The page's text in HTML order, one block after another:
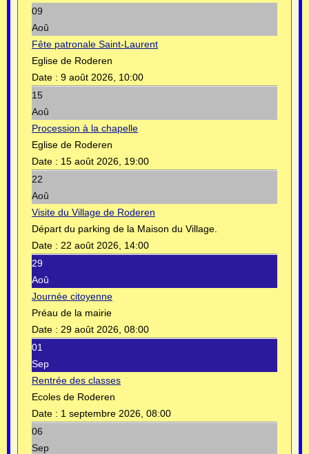
09
Aoû
Fête patronale Saint-Laurent
Eglise de Roderen
Date : 9 août 2026, 10:00
15
Aoû
Procession à la chapelle
Eglise de Roderen
Date : 15 août 2026, 19:00
22
Aoû
Visite du Village de Roderen
Départ du parking de la Maison du Village.
Date : 22 août 2026, 14:00
29
Aoû
Journée citoyenne
Préau de la mairie
Date : 29 août 2026, 08:00
01
Sep
Rentrée des classes
Ecoles de Roderen
Date : 1 septembre 2026, 08:00
06
Sep